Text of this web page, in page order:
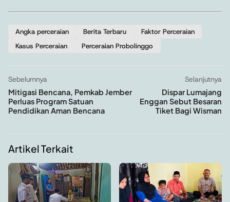
Angka perceraian Berita Terbaru
Faktor Perceraian
Kasus Perceraian
Perceraian Probolinggo
Sebelumnya
Mitigasi Bencana, Pemkab Jember
Perluas Program Satuan
Pendidikan Aman Bencana
Selanjutnya
Dispar Lumajang
Enggan Sebut Besaran
Tiket Bagi Wisman
Artikel Terkait